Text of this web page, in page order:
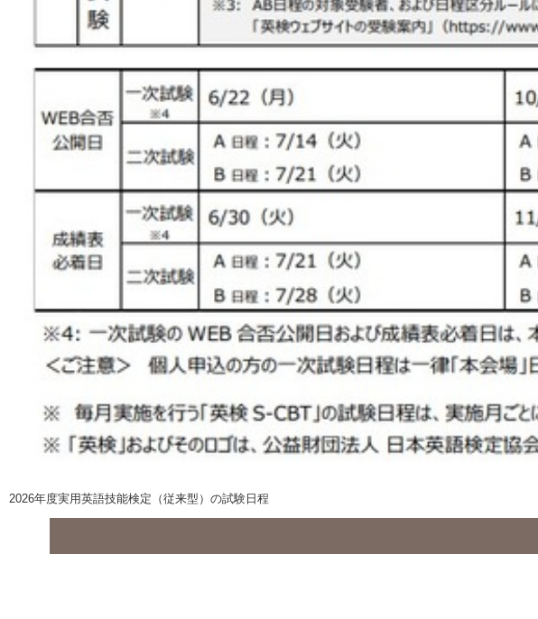
2026年度実用英語技能検定（従来型）の試験日程